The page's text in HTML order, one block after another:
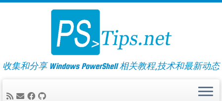
Skip
收集和分享 Windows PowerShell 相关教程,技术和最新动态